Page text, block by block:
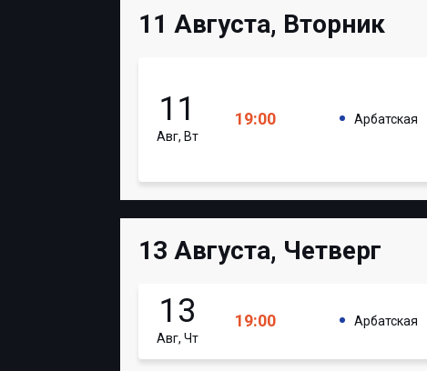
11 Августа, Вторник
11
Авг, Вт
19:00 Арбатская
13 Августа, Четверг
13
Авг, Чт
19:00 Арбатская